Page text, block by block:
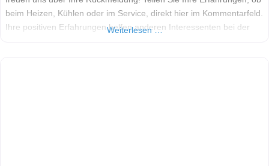
beim Heizen, Kühlen oder im Service, direkt hier im Kommentarfeld.
Ihre positiven Erfahrungen helfen anderen Interessenten bei der
Weiterlesen …